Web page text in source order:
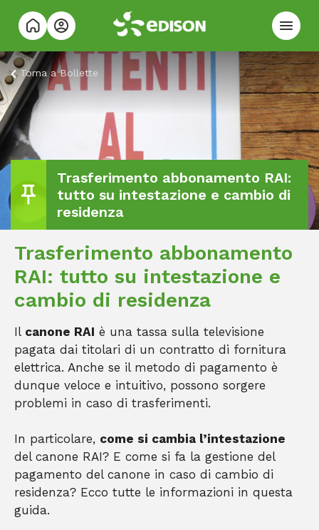
Torna aBollette
Trasferimento abbonamento RAI:
tutto su intestazione e cambio di
residenza
Trasferimento abbonamento
RAI: tutto su intestazione e
cambio di residenza
Il canone RAI è una tassa sulla televisione
pagata dai titolari di un contratto di fornitura
elettrica. Anche se il metodo di pagamento è
dunque veloce e intuitivo, possono sorgere
problemi in caso di trasferimenti.
In particolare, come si cambia l’intestazione
del canone RAI? E come si fa la gestione del
pagamento del canone in caso di cambio di
residenza? Ecco tutte le informazioni in questa
guida.